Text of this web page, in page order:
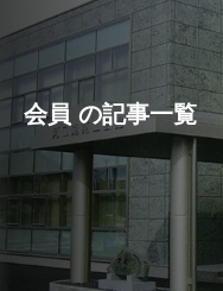
会員 の記事一覧